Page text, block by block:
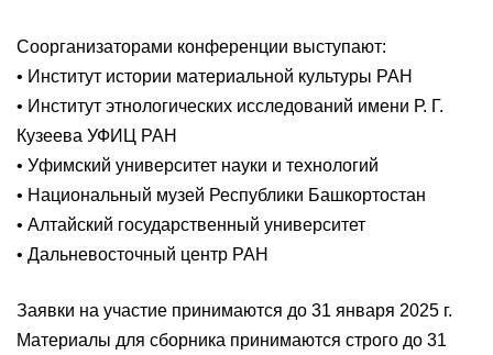
Соорганизаторами конференции выступают:
• Институт истории материальной культуры РАН
• Институт этнологических исследований имени Р. Г.
Кузеева УФИЦ РАН
• Уфимский университет науки и технологий
• Национальный музей Республики Башкортостан
• Алтайский государственный университет
• Дальневосточный центр РАН
Заявки на участие принимаются до 31 января 2025 г.
Материалы для сборника принимаются строго до 31